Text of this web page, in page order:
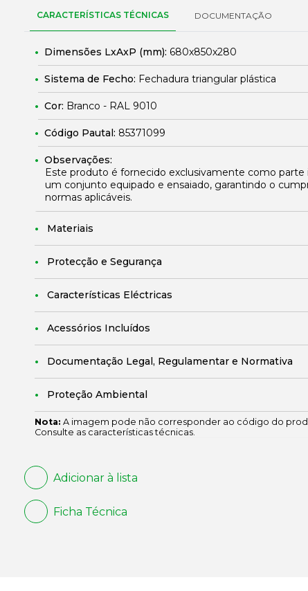
CARACTERÍSTICAS TÉCNICAS DOCUMENTAÇÃO
Dimensões LxAxP (mm): 680x850x280
Sistema de Fecho: Fechadura triangular plástica
Cor: Branco - RAL 9010
Código Pautal: 85371099
Observações:
Este produto é fornecido exclusivamente como
um conjunto equipado e ensaiado, garantindo o
normas aplicáveis.
Materiais
Protecção e Segurança
Características Eléctricas
Acessórios Incluídos
Documentação Legal, Regulamentar e Normativa
Proteção Ambiental
Nota: A imagem pode não corresponder ao código do
Consulte as características técnicas.
Adicionar à lista
Ficha Técnica